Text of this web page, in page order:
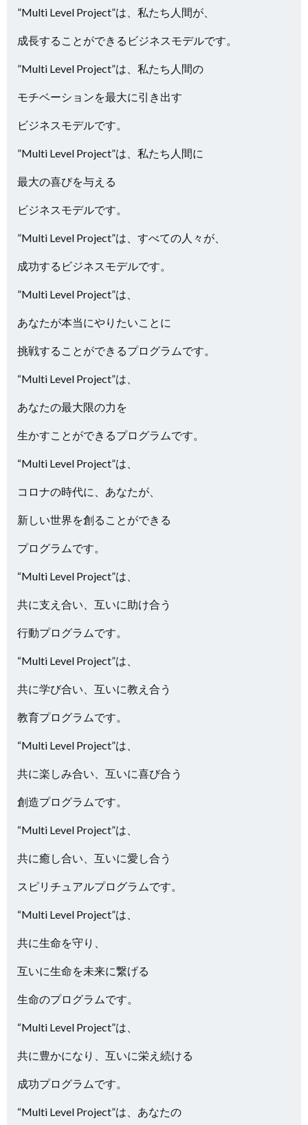
”Multi Level Project”は、私たち人間が、
成長することができるビジネスモデルです。
”Multi Level Project”は、私たち人間の
モチベーションを最大に引き出す
ビジネスモデルです。
”Multi Level Project”は、私たち人間に
最大の喜びを与える
ビジネスモデルです。
”Multi Level Project”は、すべての人々が、
成功するビジネスモデルです。
”Multi Level Project”は、
あなたが本当にやりたいことに
挑戦することができるプログラムです。
“Multi Level Project”は、
あなたの最大限の力を
生かすことができるプログラムです。
“Multi Level Project”は、
コロナの時代に、あなたが、
新しい世界を創ることができる
プログラムです。
“Multi Level Project”は、
共に支え合い、互いに助け合う
行動プログラムです。
“Multi Level Project”は、
共に学び合い、互いに教え合う
教育プログラムです。
“Multi Level Project”は、
共に楽しみ合い、互いに喜び合う
創造プログラムです。
“Multi Level Project”は、
共に癒し合い、互いに愛し合う
スピリチュアルプログラムです。
“Multi Level Project”は、
共に生命を守り、
互いに生命を未来に繋げる
生命のプログラムです。
“Multi Level Project”は、
共に豊かになり、互いに栄え続ける
成功プログラムです。
“Multi Level Project”は、あなたの